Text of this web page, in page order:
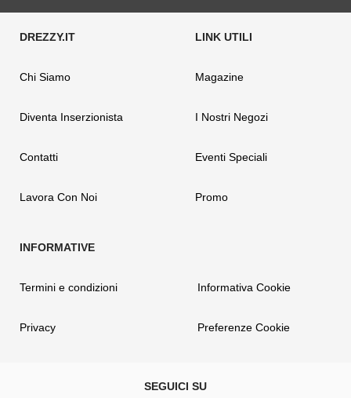
Chi Siamo
Diventa Inserzionista
Contatti
Lavora Con Noi
Magazine
I Nostri Negozi
Eventi Speciali
Promo
Termini e condizioni
Privacy
Informativa Cookie
Preferenze Cookie